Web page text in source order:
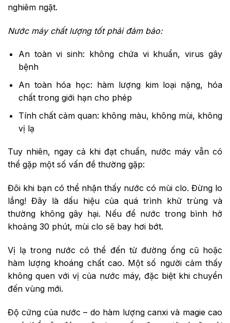
nghiêm ngặt.
Nước máy chất lượng tốt phải đảm bảo:
An toàn vi sinh: không chứa vi khuẩn, virus gây
bệnh
An toàn hóa học: hàm lượng kim loại nặng, hóa
chất trong giới hạn cho phép
Tính chất cảm quan: không màu, không mùi, không
vị lạ
Tuy nhiên, ngay cả khi đạt chuẩn, nước máy vẫn có
thể gặp một số vấn đề thường gặp:
Đôi khi bạn có thể nhận thấy nước có mùi clo. Đừng lo
lắng! Đây là dấu hiệu của quá trình khử trùng và
thường không gây hại. Nếu để nước trong bình hở
khoảng 30 phút, mùi clo sẽ bay hơi bớt.
Vị lạ trong nước có thể đến từ đường ống cũ hoặc
hàm lượng khoáng chất cao. Một số người cảm thấy
không quen với vị của nước máy, đặc biệt khi chuyển
đến vùng mới.
Độ cứng của nước – do hàm lượng canxi và magie cao